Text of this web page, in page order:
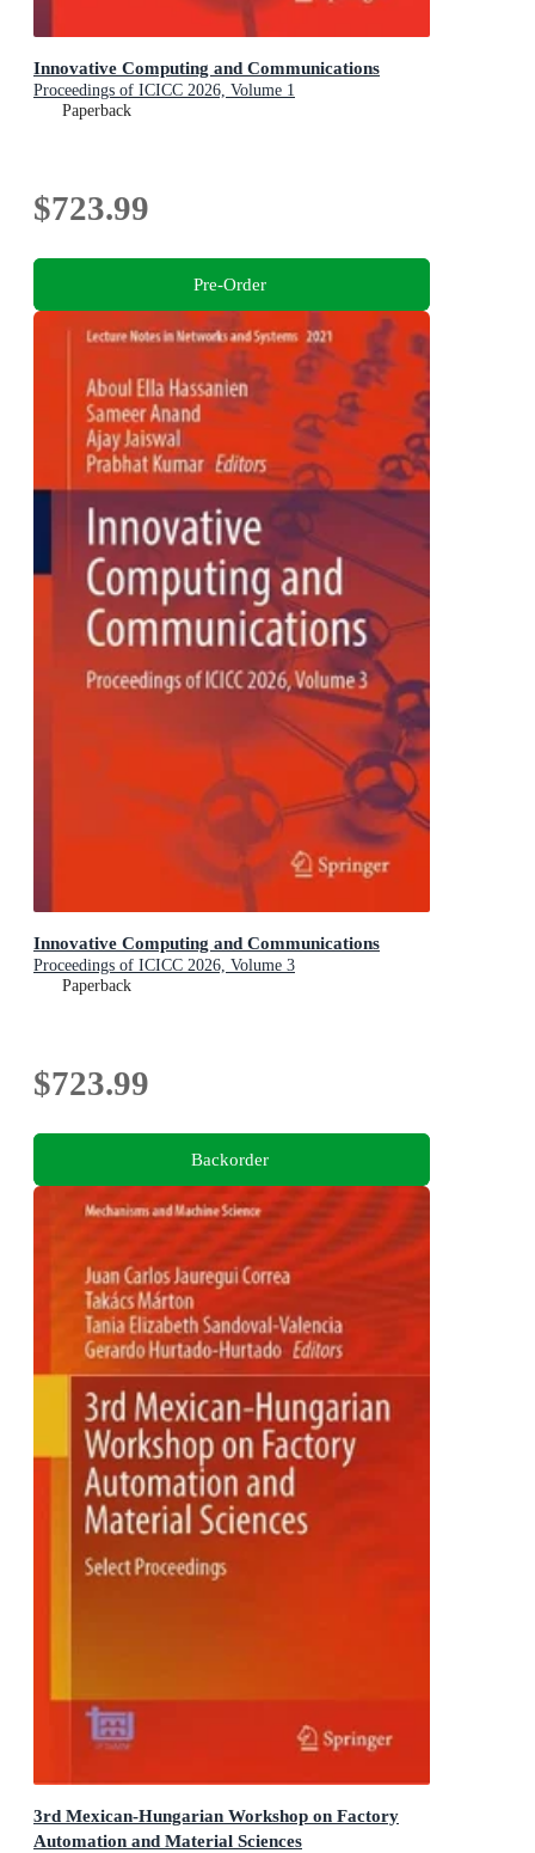
Innovative Computing and Communications
Proceedings of ICICC 2026, Volume 1
Paperback
$723.99
Pre-Order
Innovative Computing and Communications
Proceedings of ICICC 2026, Volume 3
Paperback
$723.99
Backorder
3rd Mexican-Hungarian Workshop on Factory
Automation and Material Sciences